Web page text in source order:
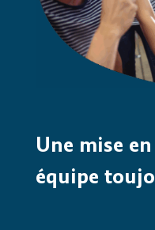
Une mise
équipe